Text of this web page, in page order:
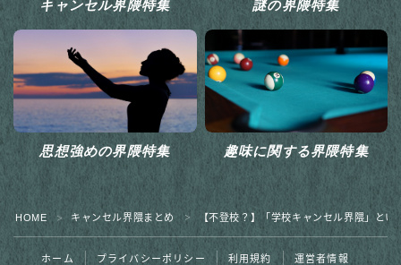
キャンセル界隈特集 謎の界隈特集
思想強めの界隈特集 趣味に関する界隈特集
HOME ＞ キャンセル界隈まとめ ＞ 【不登校？】「学校キャンセル界隈」と
ホーム プライバシーポリシー 利用規約 運営者情報